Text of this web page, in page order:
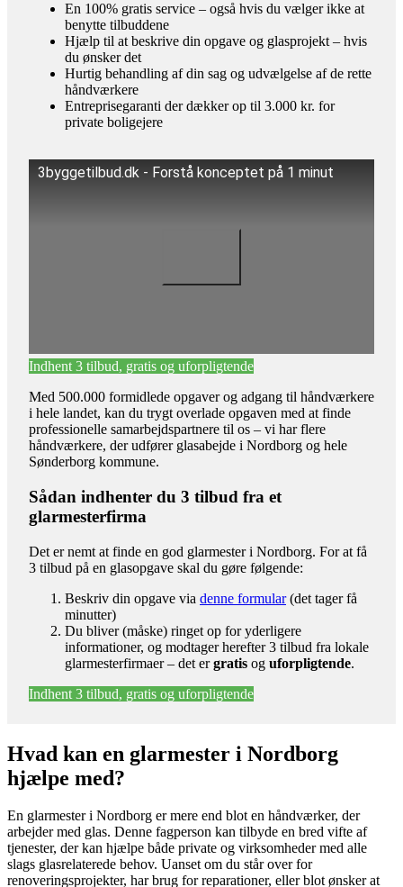
En 100% gratis service – også hvis du vælger ikke at
benytte tilbuddene
Hjælp til at beskrive din opgave og glasprojekt – hvis
du ønsker det
Hurtig behandling af din sag og udvælgelse af de rette
håndværkere
Entreprisegaranti der dækker op til 3.000 kr. for
private boligejere
3byggetilbud.dk - Forstå konceptet på 1 minut
Indhent 3 tilbud, gratis og uforpligtende
Med 500.000 formidlede opgaver og adgang til håndværkere
i hele landet, kan du trygt overlade opgaven med at finde
professionelle samarbejdspartnere til os – vi har flere
håndværkere, der udfører glasabejde i Nordborg og hele
Sønderborg kommune.
Sådan indhenter du 3 tilbud fra et
glarmesterfirma
Det er nemt at finde en god glarmester i Nordborg. For at få
3 tilbud på en glasopgave skal du gøre følgende:
Beskriv din opgave via denne formular(det tager få
minutter)
Du bliver (måske) ringet op for yderligere
informationer, og modtager herefter 3 tilbud fra lokale
glarmesterfirmaer – det ergratis og uforpligtende.
Indhent 3 tilbud, gratis og uforpligtende
Hvad kan en glarmester i Nordborg
hjælpe med?
En glarmester i Nordborg er mere end blot en håndværker, der
arbejder med glas. Denne fagperson kan tilbyde en bred vifte af
tjenester, der kan hjælpe både private og virksomheder med alle
slags glasrelaterede behov. Uanset om du står over for
renoveringsprojekter, har brug for reparationer, eller blot ønsker at